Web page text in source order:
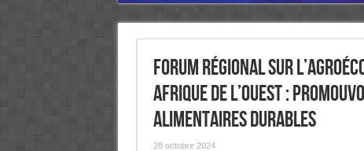
Forum régional sur
Afrique de l’Ouest :
alimentaires durables
28 octobre 2024